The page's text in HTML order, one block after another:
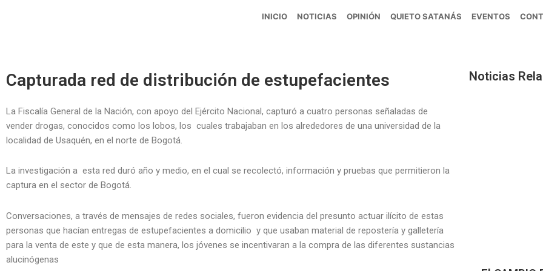
INICIO NOTICIAS OPINIÓN QUIETO SATANÁS EVENTOS
Capturada red de distribución de estupefacientes
La Fiscalía General de la Nación, con apoyo del Ejército Nacional, capturó a cuatro personas señaladas de
vender drogas, conocidos como los lobos, los cuales trabajaban en los alrededores de una universidad de la
localidad de Usaquén, en el norte de Bogotá.
La investigación a esta red duró año y medio, en el cual se recolectó, información y pruebas que permitieron la
captura en el sector de Bogotá.
Conversaciones, a través de mensajes de redes sociales, fueron evidencia del presunto actuar ilícito de estas
personas que hacían entregas de estupefacientes a domicilio y que usaban material de repostería y galletería
para la venta de este y que de esta manera, los jóvenes se incentivaran a la compra de las diferentes sustancias
alucinógenas
Noticias